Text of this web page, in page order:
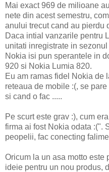
Mai exact 969 de milioane
nete din acest semestru,
anului trecut cand au pierdu
Daca intial vanzarile pentru
unitati inregistrate in
Nokia isi pun sperantele in
920 si Nokia Lumia 820.
Eu am ramas fidel Nokia de
reteaua de mobile :(, se
si cand o fac .....
Pe scurt este grav :), cum
firma ai fost Nokia odata :(".
peopelii, fac conecting
Oricum la un asa motto este
ideie pentru un nou produs,